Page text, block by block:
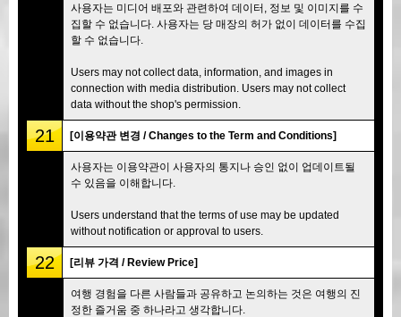
사용자는 미디어 배포와 관련하여 데이터, 정보 및 이미지를 수
집할 수 없습니다. 사용자는 당 매장의 허가 없이 데이터를 수집
할 수 없습니다.
Users may not collect data, information, and images in
connection with media distribution. Users may not collect
data without the shop's permission.
21 [이용약관 변경 / Changes to the Term and Conditions]
사용자는 이용약관이 사용자의 통지나 승인 없이 업데이트될
수 있음을 이해합니다.
Users understand that the terms of use may be updated
without notification or approval to users.
22 [리뷰 가격 / Review Price]
여행 경험을 다른 사람들과 공유하고 논의하는 것은 여행의 진
정한 즐거움 중 하나라고 생각합니다.